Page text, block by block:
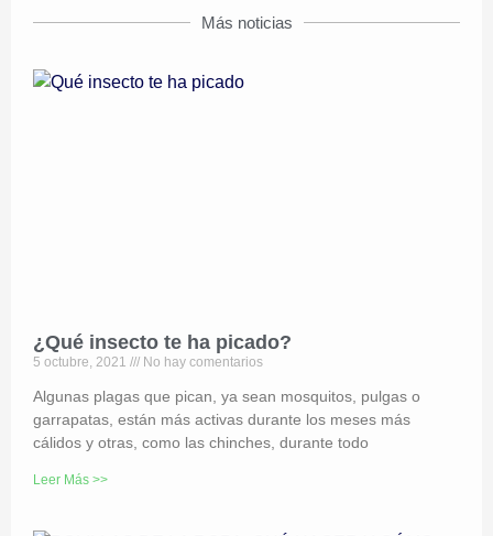
Más noticias
¿Qué insecto te ha picado?
5 octubre, 2021 No hay comentarios
Algunas plagas que pican, ya sean mosquitos, pulgas o
garrapatas, están más activas durante los meses más
cálidos y otras, como las chinches, durante todo
Leer Más >>